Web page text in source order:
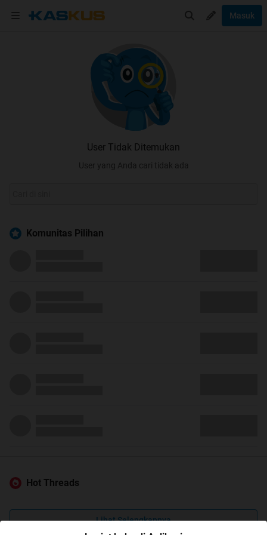
Masuk
User Tidak Ditemukan
User yang Anda cari tidak ada
Komunitas Pilihan
Hot Threads
Lihat Selengkapnya